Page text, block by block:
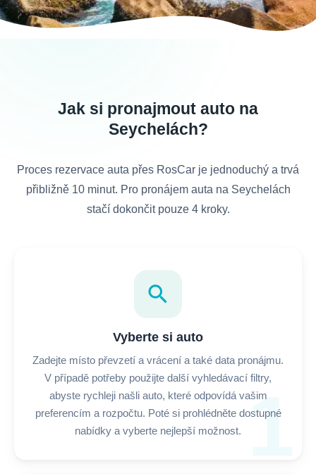
Jak si pronajmout auto na
Seychelách?
Proces rezervace auta přes RosCar je jednoduchý a trvá
přibližně 10 minut. Pro pronájem auta na Seychelách
stačí dokončit pouze 4 kroky.
1
search
Vyberte si auto
Zadejte místo převzetí a vrácení a také data pronájmu.
V případě potřeby použijte další vyhledávací filtry,
abyste rychleji našli auto, které odpovídá vašim
preferencím a rozpočtu. Poté si prohlédněte dostupné
nabídky a vyberte nejlepší možnost.